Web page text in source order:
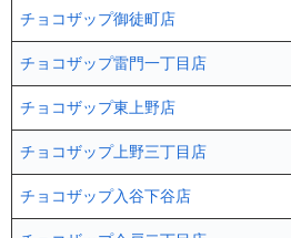
チョコザップ御徒町店
チョコザップ雷門一丁目店
チョコザップ東上野店
チョコザップ上野三丁目店
チョコザップ入谷下谷店